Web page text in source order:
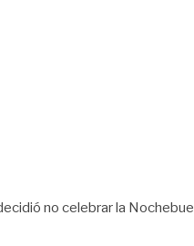
no celebrar la